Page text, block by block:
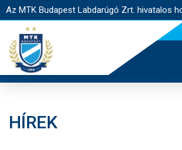
Az MTK Budapest Labdarúgó Zrt. hivatalos
HÍREK